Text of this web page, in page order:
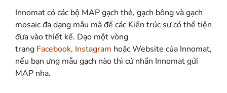
Innomat có các bộ MAP gạch thẻ, gạch bông và gạch
mosaic đa dạng mẫu mã để các Kiến trúc sư có thể tiện
đưa vào thiết kế. Dạo một vòng
trang Facebook, Instagram hoặc Website của Innomat,
nếu bạn ưng mẫu gạch nào thì cứ nhắn Innomat gửi
MAP nha.